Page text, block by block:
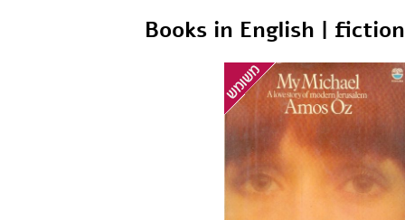
Books in English | fiction